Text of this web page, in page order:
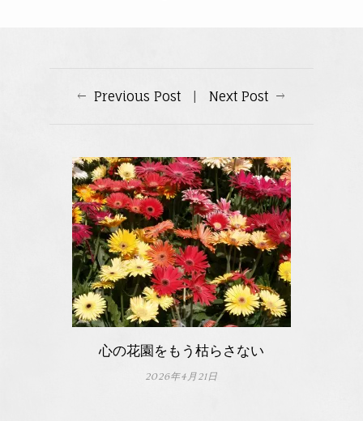
Previous Post | Next Post
心の花園をもう枯らさない
2026年4月21日